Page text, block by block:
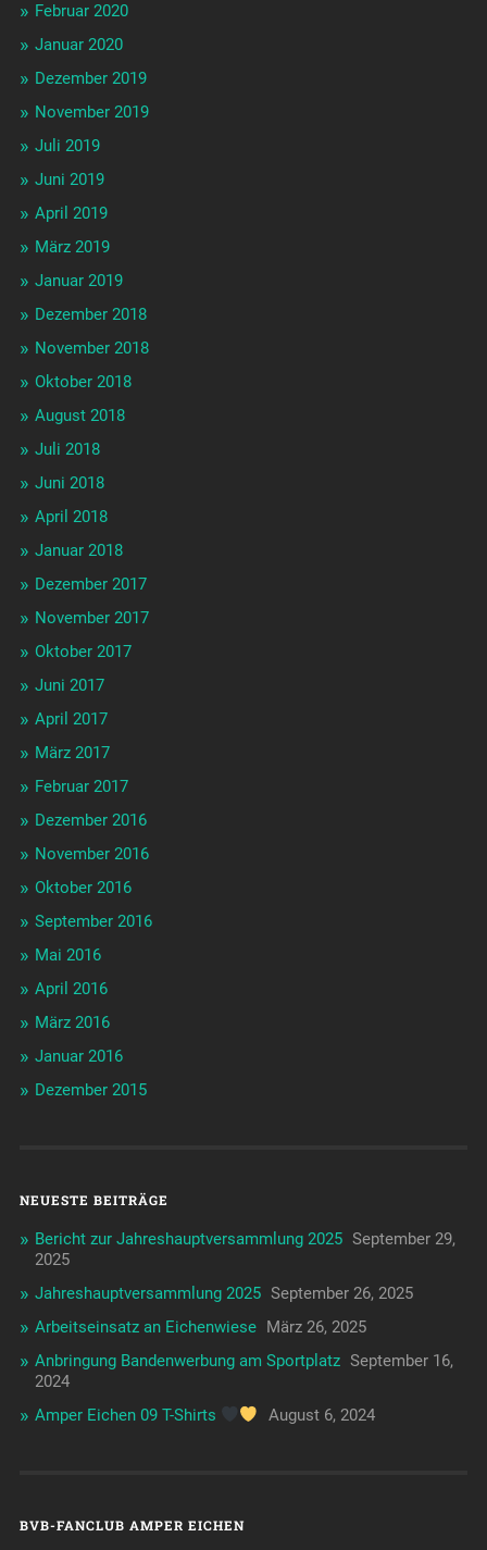
Februar 2020
Januar 2020
Dezember 2019
November 2019
Juli 2019
Juni 2019
April 2019
März 2019
Januar 2019
Dezember 2018
November 2018
Oktober 2018
August 2018
Juli 2018
Juni 2018
April 2018
Januar 2018
Dezember 2017
November 2017
Oktober 2017
Juni 2017
April 2017
März 2017
Februar 2017
Dezember 2016
November 2016
Oktober 2016
September 2016
Mai 2016
April 2016
März 2016
Januar 2016
Dezember 2015
NEUESTE BEITRÄGE
Bericht zur Jahreshauptversammlung 2025 September 29,
2025
Jahreshauptversammlung 2025 September 26, 2025
Arbeitseinsatz an Eichenwiese März 26, 2025
Anbringung Bandenwerbung am Sportplatz September 16,
2024
Amper Eichen 09 T-Shirts
August 6, 2024
BVB-FANCLUB AMPER EICHEN